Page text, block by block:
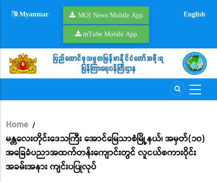
Myanmar MOI News Mobile App
mTube Mobile App
English
Breadcrumb
Home /
မန္တလေးတိုင်း‌ဒေသကြီး အောင်မြေသာစံမြို့နယ်၊ အမှတ်(၁၀)
အခြေခံပညာအထက်တန်းကျောင်းတွင် လူငယ်စကားဝိုင်း
အခမ်းအနား ကျင်းပပြုလုပ်